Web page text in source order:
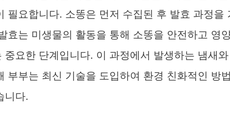
필요합니다. 소똥은 먼저 수집된 후 발효 과정을
효는 미생물의 활동을 통해 소똥을 안전하고 영
중요한 단계입니다. 이 과정에서 발생하는 냄새
부부는 최신 기술을 도입하여 환경 친화적인 방
니다.